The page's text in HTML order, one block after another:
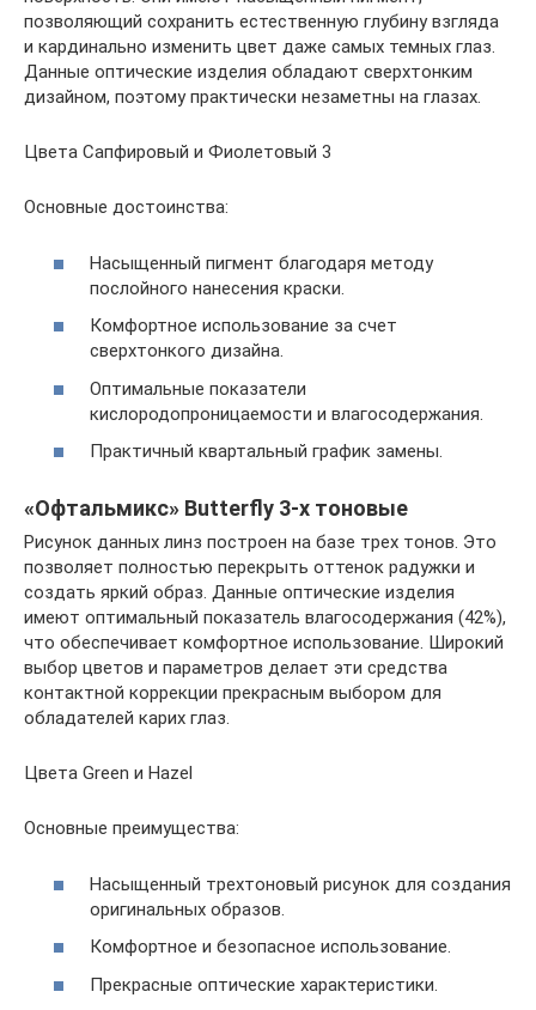
позволяющий сохранить естественную глубину взгляда
и кардинально изменить цвет даже самых темных глаз.
Данные оптические изделия обладают сверхтонким
дизайном, поэтому практически незаметны на глазах.
Цвета Сапфировый и Фиолетовый 3
Основные достоинства:
Насыщенный пигмент благодаря методу
послойного нанесения краски.
Комфортное использование за счет
сверхтонкого дизайна.
Оптимальные показатели
кислородопроницаемости и влагосодержания.
Практичный квартальный график замены.
«Офтальмикс» Butterfly 3-х тоновые
Рисунок данных линз построен на базе трех тонов. Это
позволяет полностью перекрыть оттенок радужки и
создать яркий образ. Данные оптические изделия
имеют оптимальный показатель влагосодержания (42%),
что обеспечивает комфортное использование. Широкий
выбор цветов и параметров делает эти средства
контактной коррекции прекрасным выбором для
обладателей карих глаз.
Цвета Green и Hazel
Основные преимущества:
Насыщенный трехтоновый рисунок для создания
оригинальных образов.
Комфортное и безопасное использование.
Прекрасные оптические характеристики.